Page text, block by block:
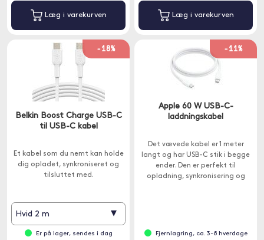
Læg i varekurven Læg i varekurven
-18%
Belkin Boost Charge USB-C
til USB-C kabel
Et kabel som du nemt kan holde
dig opladet, synkroniseret og
tilsluttet med.
Hvid 2 m ▾
Er på lager, sendes i dag
-11%
Apple 60 W USB-C-
laddningskabel
Det vævede kabel er 1 meter
langt og har USB-C stik i begge
ender. Den er perfekt til
opladning, synkronisering og
Fjernlagring, ca. 3-8 hverdage